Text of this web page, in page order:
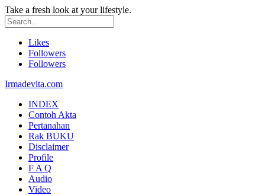
Take a fresh look at your lifestyle.
Likes
Followers
Followers
Irmadevita.com
INDEX
Contoh Akta
Pertanahan
Rak BUKU
Disclaimer
Profile
F A Q
Audio
Video